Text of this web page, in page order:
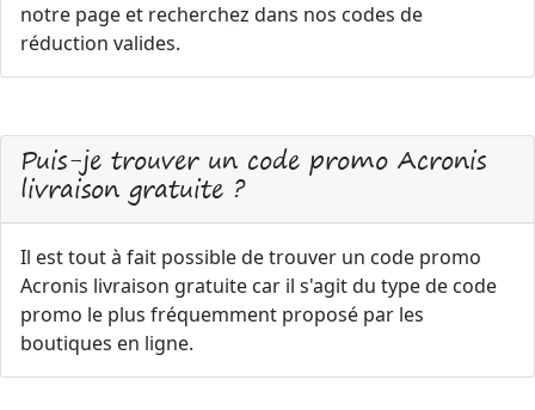
notre page et recherchez dans nos codes de
réduction valides.
Puis-je trouver un code promo Acronis
livraison gratuite ?
Il est tout à fait possible de trouver un code promo
Acronis livraison gratuite car il s'agit du type de code
promo le plus fréquemment proposé par les
boutiques en ligne.